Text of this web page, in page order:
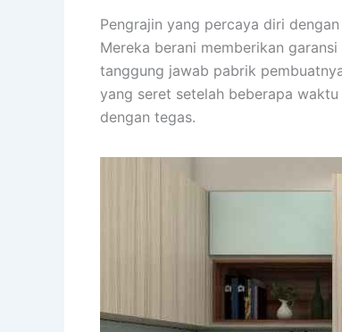
Pengrajin yang percaya diri
Mereka berani memberikan
tanggung jawab pabrik
yang seret setelah beberapa
dengan tegas.